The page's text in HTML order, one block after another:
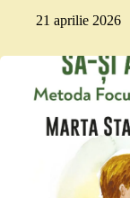
21 aprilie 2026